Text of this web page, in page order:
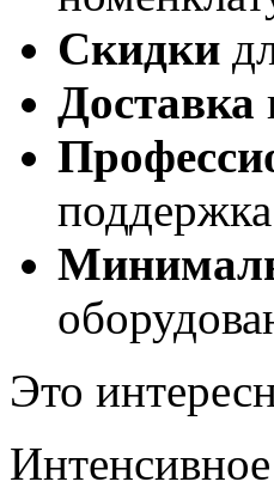
Скидки
Доставка
поддержка
Это